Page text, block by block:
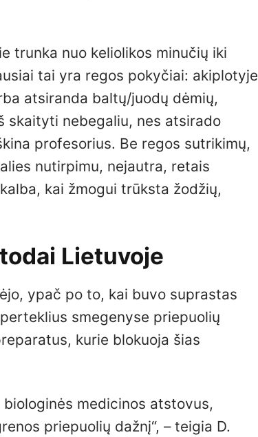
trunka nuo keliolikos minučių iki
tai yra regos pokyčiai: akiplotyje
atsiranda baltų/juodų dėmių,
skaityti nebegaliu, nes atsirado
profesorius. Be regos sutrikimų,
nutirpimu, nejautra, retais
kai žmogui trūksta žodžių,
Lietuvoje
ypač po to, kai buvo suprastas
smegenyse priepuolių
kurie blokuoja šias
medicinos atstovus,
priepuolių dažnį“, – teigia D.